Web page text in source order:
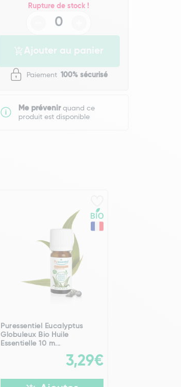
Rupture de stock !
Ajouter au panier
Paiement 100% sécurisé
Me prévenirquand ce
produit est disponible
Puressentiel Eucalyptus
Globuleux Bio Huile
Essentielle 10 m...
3,29€